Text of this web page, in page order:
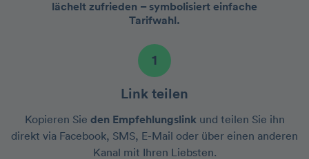
1
Link teilen
Kopieren Sie den Empfehlungslink und teilen Sie ihn
direkt via Facebook, SMS, E-Mail oder über einen anderen
Kanal mit Ihren Liebsten.